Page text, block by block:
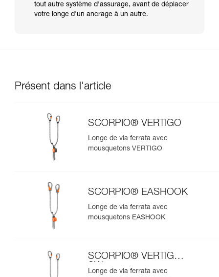
tout autre système d'assurage, avant de déplacer
votre longe d'un ancrage à un autre.
Présent dans l'article
SCORPIO® VERTIGO
Longe de via ferrata avec
mousquetons VERTIGO
SCORPIO® EASHOOK
Longe de via ferrata avec
mousquetons EASHOOK
SCORPIO® VERTIGO
SW
Longe de via ferrata avec